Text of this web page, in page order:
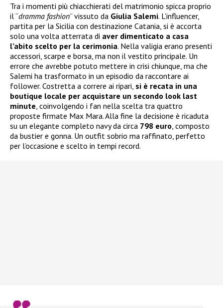
Tra i momenti più chiacchierati del matrimonio spicca proprio
il “dramma fashion” vissuto da Giulia Salemi. L’influencer,
partita per la Sicilia con destinazione Catania, si è accorta
solo una volta atterrata di aver dimenticato a casa
l’abito scelto per la cerimonia. Nella valigia erano presenti
accessori, scarpe e borsa, ma non il vestito principale. Un
errore che avrebbe potuto mettere in crisi chiunque, ma che
Salemi ha trasformato in un episodio da raccontare ai
follower. Costretta a correre ai ripari, si è recata in una
boutique locale per acquistare un secondo look last
minute , coinvolgendo i fan nella scelta tra quattro
proposte firmate Max Mara. Alla fine la decisione è ricaduta
su un elegante completo navy da circa 798 euro , composto
da bustier e gonna. Un outfit sobrio ma raffinato, perfetto
per l’occasione e scelto in tempi record.